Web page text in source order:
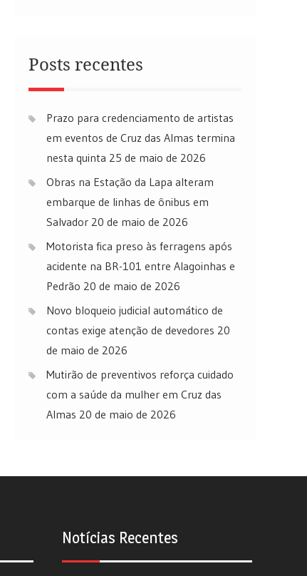
Posts recentes
Prazo para credenciamento de artistas
em eventos de Cruz das Almas termina
nesta quinta 25 de maio de 2026
Obras na Estação da Lapa alteram
embarque de linhas de ônibus em
Salvador 20 de maio de 2026
Motorista fica preso às ferragens após
acidente na BR-101 entre Alagoinhas e
Pedrão 20 de maio de 2026
Novo bloqueio judicial automático de
contas exige atenção de devedores 20
de maio de 2026
Mutirão de preventivos reforça cuidado
com a saúde da mulher em Cruz das
Almas 20 de maio de 2026
Notícias Recentes